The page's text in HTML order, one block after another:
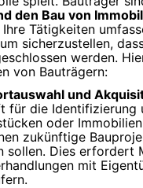
den Bau von
Tätigkeiten
sicherzustellen,
werden.
von Bauträgern:
und
für die Identifizierung
oder
zukünftige
sollen. Dies erfordert
mit